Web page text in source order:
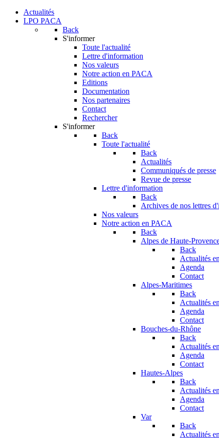
Actualités
LPO PACA
Back
S'informer
Toute l'actualité
Lettre d'information
Nos valeurs
Notre action en PACA
Editions
Documentation
Nos partenaires
Contact
Rechercher
S'informer
Back
Toute l'actualité
Back
Actualités
Communiqués de presse
Revue de presse
Lettre d'information
Back
Archives de nos lettres
Nos valeurs
Notre action en PACA
Back
Alpes de Haute-
Back
Actualités
Agenda
Contact
Alpes-Maritimes
Back
Actualités
Agenda
Contact
Bouches-du-Rhône
Back
Actualités
Agenda
Contact
Hautes-Alpes
Back
Actualités
Agenda
Contact
Var
Back
Actualités